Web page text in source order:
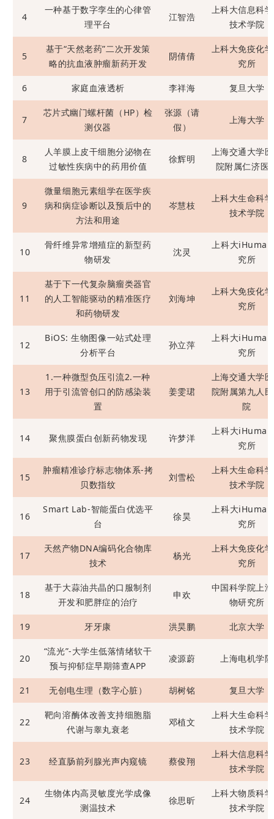
4
一种基于数字孪生的心律管
理平台
江智浩
上科大信息科
技术学院
5
基于“天然老药”二次开发策
略的抗血液肿瘤新药开发
阴倩倩
上科大免疫化
究所
6 家庭血液透析 李祥海 复旦大学
7
芯片式幽门螺杆菌（HP）检
测仪器
张源（请
假）
上海大学
8
人羊膜上皮干细胞分泌物在
过敏性疾病中的药用价值
徐辉明
上海交通大学
院附属仁济医
9
微量细胞元素组学在医学疾
病和病症诊断以及预后中的
方法和用途
岑慧枝
上科大生命科
技术学院
10
骨纤维异常增殖症的新型药
物研发
沈灵
上科大
究所
11
基于下一代复杂脑瘤类器官
的人工智能驱动的精准医疗
和药物研发
刘海坤
上科大免疫化
究所
12
BiOS: 生物图像一站式处理
分析平台
孙立萍
上科大
究所
13
1.一种微型负压引流2.一种
用于引流管创口的防感染装
置
姜雯珺
上海交通大学
院附属第九人
院
14 聚焦膜蛋白创新药物发现 许梦洋
上科大
究所
15
肿瘤精准诊疗标志物体系-拷
贝数指纹
刘雪松
上科大生命科
技术学院
16
Smart Lab-智能蛋白优选平
台
徐昊
上科大
究所
17
天然产物DNA编码化合物库
技术
杨光
上科大免疫化
究所
18
基于大蒜油共晶的口服制剂
开发和肥胖症的治疗
申欢
中国科学院上
物研究所
19 牙牙康 洪昊鹏 北京大学
20
“流光”-大学生低落情绪软干
预与抑郁症早期筛查APP
凌源蔚 上海电机学院
21 无创电生理（数字心脏） 胡树铭 复旦大学
22
靶向溶酶体改善支持细胞脂
代谢与睾丸衰老
邓植文
上科大生命科
技术学院
23 经直肠前列腺光声内窥镜 蔡俊翔
上科大信息科
技术学院
24
生物体内高灵敏度光学成像
测温技术
徐思昕
上科大物质科
技术学院